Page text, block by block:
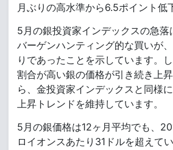
月ぶりの高水準から6.5ポイント低
5月の銀投資家インデックスの急落
バーゲンハンティング的な買いが
りであったことを示しています。
割合が高い銀の価格が引き続き上
ら、金投資家インデックスと同様
上昇トレンドを維持しています。
5月の銀価格は12ヶ月平均でも、
ロイオンスあたり31ドルを超えてい